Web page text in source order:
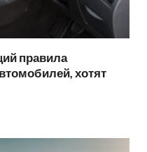
правила
хотят